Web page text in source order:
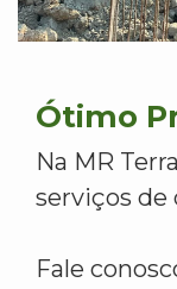
Ótimo
Na MR
serviços
Fale